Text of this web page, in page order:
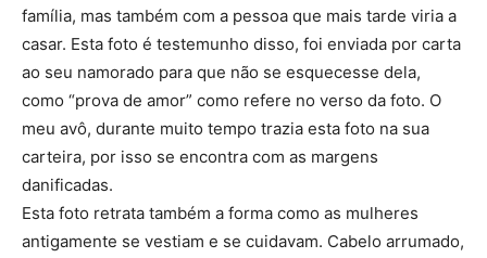
família, mas também com a pessoa que mais tarde viria a
casar. Esta foto é testemunho disso, foi enviada por carta
ao seu namorado para que não se esquecesse dela,
como “prova de amor” como refere no verso da foto. O
meu avô, durante muito tempo trazia esta foto na sua
carteira, por isso se encontra com as margens
danificadas.
Esta foto retrata também a forma como as mulheres
antigamente se vestiam e se cuidavam. Cabelo arrumado,